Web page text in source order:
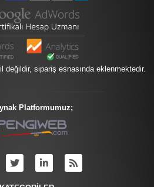
değildir, sipariş esnasında eklenmektedir.
Platformumuz;